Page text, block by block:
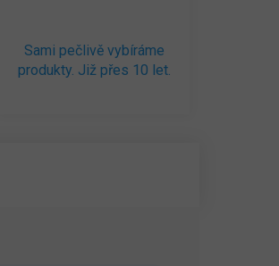
Sami pečlivě vybíráme
produkty. Již přes 10 let.